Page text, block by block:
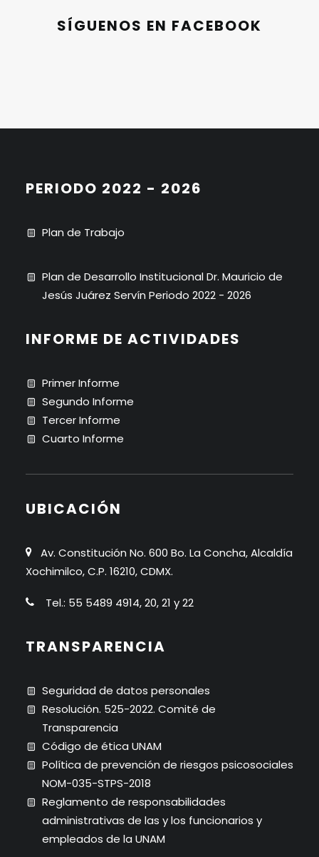
SÍGUENOS EN FACEBOOK
PERIODO 2022 - 2026
Plan de Trabajo
Plan de Desarrollo Institucional Dr. Mauricio de
Jesús Juárez Servín Periodo 2022 - 2026
INFORME DE ACTIVIDADES
Primer Informe
Segundo Informe
Tercer Informe
Cuarto Informe
UBICACIÓN
Av. Constitución No. 600 Bo. La Concha, Alcaldía
Xochimilco, C.P. 16210, CDMX.
Tel.: 55 5489 4914, 20, 21 y 22
TRANSPARENCIA
Seguridad de datos personales
Resolución. 525-2022. Comité de
Transparencia
Código de ética UNAM
Política de prevención de riesgos psicosociales
NOM-035-STPS-2018
Reglamento de responsabilidades
administrativas de las y los funcionarios y
empleados de la UNAM